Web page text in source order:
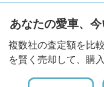
あなたの愛車、今
複数社の査定額を比
を賢く売却して、購